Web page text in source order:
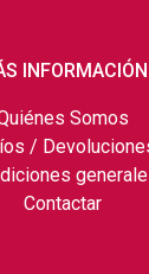
INFORMACIÓN
Somos
/
Contactar